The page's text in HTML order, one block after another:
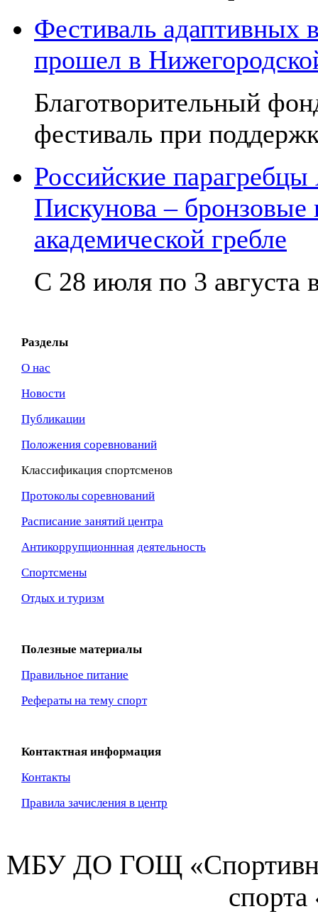
Фестиваль адаптивных
прошел в
Благотворительный
фестиваль при
Российские
Пискунова –
академической гребле
С 28 июля по 3 августа
Разделы
О нас
Новости
Публикации
Положения соревнований
Классификация спортсменов
Протоколы соревнований
Расписание занятий центра
Антикоррупционнная деятельность
Спортсмены
Отдых и туризм
Полезные материалы
Правильное питание
Рефераты на тему спорт
Контактная информация
Контакты
Правила зачисления в центр
МБУ ДО ГОЩ